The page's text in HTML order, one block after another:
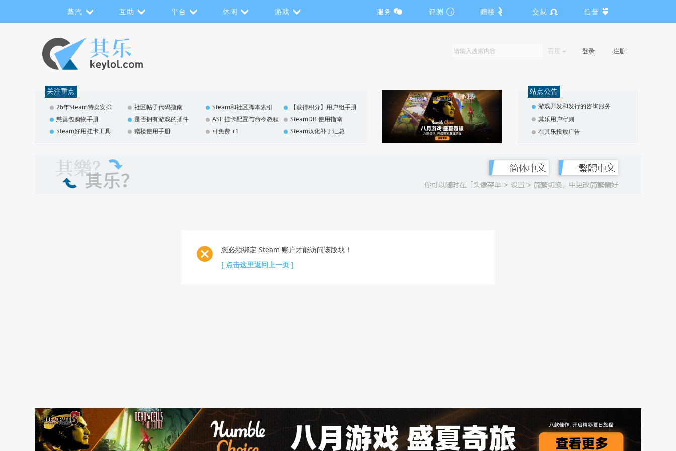
蒸汽 互助 平台 休闲 游戏 服务 评测 赠楼 交易 信誉
百度 登录 注册
关注重点
26年Steam特卖安排 社区帖子代码指南 Steam和社区脚本索引
【获得积分】用户组手册
慈善包购物手册
是否拥有游戏的插件 ASF 挂卡配置与命令教程
SteamDB 使用指南
Steam好用挂卡工具
赠楼使用手册 可免费 +1 Steam汉化补丁汇总
站点公告
游戏开发和发行的咨询服务
其乐用户守则
在其乐投放广告
您必须绑定 Steam 账户才能访问该版块！
[ 点击这里返回上一页 ]